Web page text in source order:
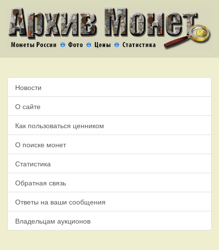
Новости
О сайте
Как пользоваться ценником
О поиске монет
Статистика
Обратная связь
Ответы на ваши сообщения
Владельцам аукционов